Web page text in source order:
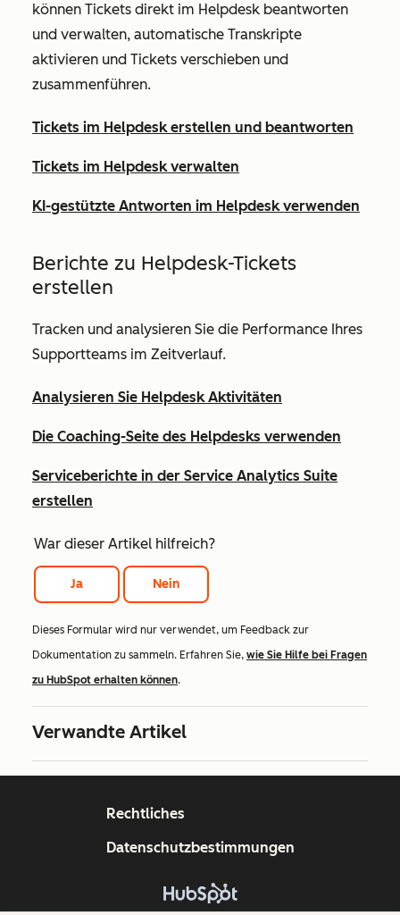
können Tickets direkt im Helpdesk beantworten
und verwalten, automatische Transkripte
aktivieren und Tickets verschieben und
zusammenführen.
Tickets im Helpdesk erstellen und beantworten
Tickets im Helpdesk verwalten
KI-gestützte Antworten im Helpdesk verwenden
Berichte zu Helpdesk-Tickets
erstellen
Tracken und analysieren Sie die Performance Ihres
Supportteams im Zeitverlauf.
Analysieren Sie Helpdesk Aktivitäten
Die Coaching-Seite des Helpdesks verwenden
Serviceberichte in der Service Analytics Suite
erstellen
War dieser Artikel hilfreich?
Ja Nein
Dieses Formular wird nur verwendet, um Feedback zur
Dokumentation zu sammeln. Erfahren Sie, wie Sie Hilfe bei Fragen
zu HubSpot erhalten können.
Verwandte Artikel
Rechtliches
Datenschutzbestimmungen